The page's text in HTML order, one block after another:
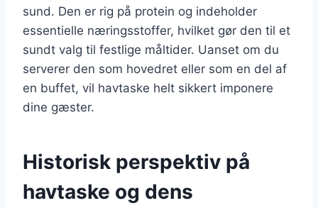
sund. Den er rig på protein og indeholder
essentielle næringsstoffer, hvilket gør den til et
sundt valg til festlige måltider. Uanset om du
serverer den som hovedret eller som en del af
en buffet, vil havtaske helt sikkert imponere
dine gæster.
Historisk perspektiv på
havtaske og dens